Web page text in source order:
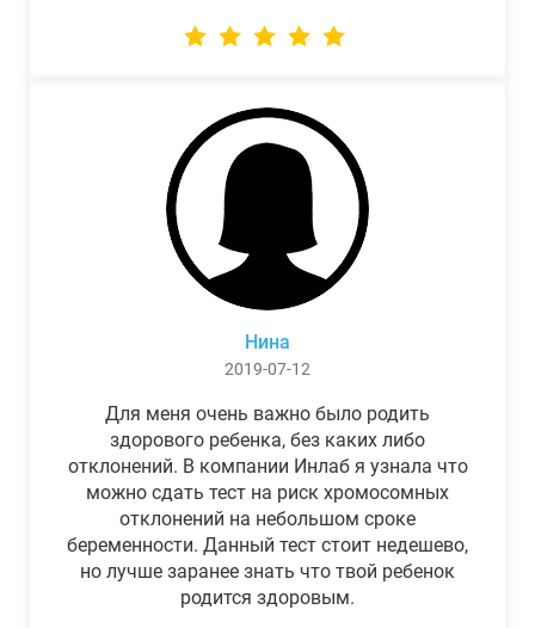
Нина
2019-07-12
Для меня очень важно было родить
здорового ребенка, без каких либо
отклонений. В компании Инлаб я узнала что
можно сдать тест на риск хромосомных
отклонений на небольшом сроке
беременности. Данный тест стоит недешево,
но лучше заранее знать что твой ребенок
родится здоровым.